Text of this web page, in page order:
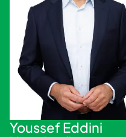
Youssef Eddini